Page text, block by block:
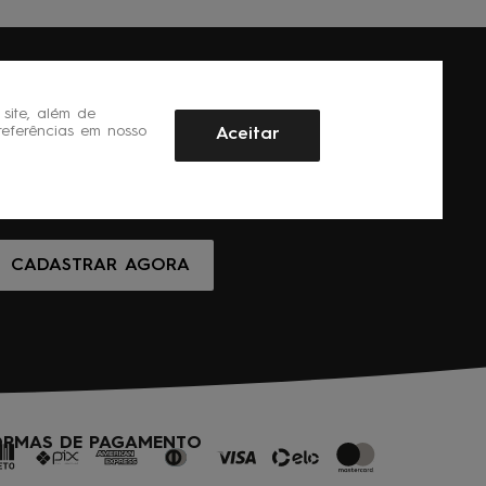
além de
em nosso
Aceitar
CADASTRAR AGORA
DE PAGAMENTO